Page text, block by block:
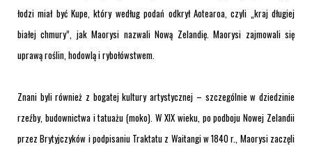
łodzi miał być Kupe, który według podań odkrył Aotearoa, czyli „kraj długiej
białej chmury”, jak Maorysi nazwali Nową Zelandię. Maorysi zajmowali się
uprawą roślin, hodowlą i rybołówstwem.
Znani byli również z bogatej kultury artystycznej – szczególnie w dziedzinie
rzeźby, budownictwa i tatuażu (moko). W XIX wieku, po podboju Nowej Zelandii
przez Brytyjczyków i podpisaniu Traktatu z Waitangi w 1840 r., Maorysi zaczęli